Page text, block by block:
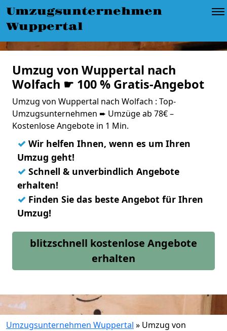
Umzugsunternehmen
Wuppertal
Umzug von Wuppertal nach
Wolfach ☛ 100 % Gratis-Angebot
Umzug von Wuppertal nach Wolfach : Top-
Umzugsunternehmen ➨ Umzüge ab 78€ –
Kostenlose Angebote in 1 Min.
✓ Wir helfen Ihnen, wenn es um Ihren
Umzug geht!
✓ Schnell & unverbindlich Angebote
erhalten!
✓ Finden Sie das beste Angebot für Ihren
Umzug!
blitzschnell kostenlose Angebote
erhalten
Umzugsunternehmen Wuppertal » Umzug von